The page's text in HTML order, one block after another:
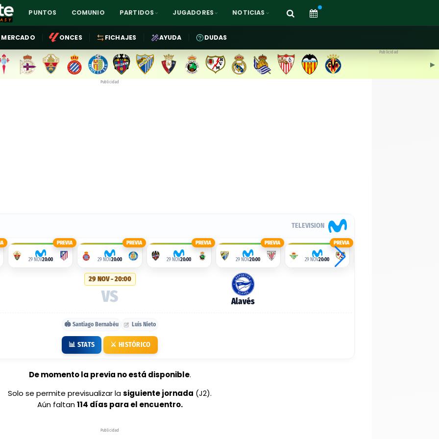
PUNTOS COMUNIO PARTIDOS JUGADORES NOTICIAS
MERCADO ONCES FICHAJES AYUDA DUDAS
▶︎
Publicidad
Publicidad
TELEVISION
PREVIA
29 NOV20:00
PREVIA
29 NOV20:00
PREVIA
29 NOV20:00
PREVIA
29 NOV20:00
PREVIA
29 NOV20:00
29 NOV - 20:00
VS Alavés
🏟️ Santiago Bernabéu Luis Nieto
📊 STATS ⚔️ HISTÓRICO
De momento la previa no está disponible.
Solo se permite previsualizar lasiguiente jornada (J2).
Aún faltan114 días para el encuentro.
Publicidad